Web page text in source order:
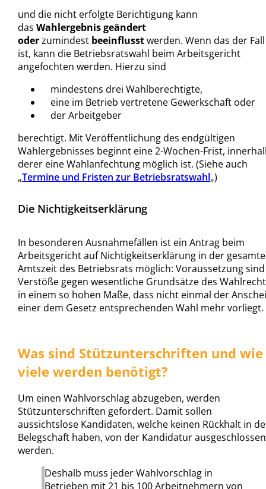
und die nicht erfolgte Berichtigung kann
das Wahlergebnis geändert
oderzumindestbeeinflusstwerden. Wenn das der Fall
ist, kann die Betriebsratswahl beim Arbeitsgericht
angefochten werden. Hierzu sind
mindestens drei Wahlberechtigte,
eine im Betrieb vertretene Gewerkschaft oder
der Arbeitgeber
berechtigt. Mit Veröffentlichung des endgültigen
Wahlergebnisses beginnt eine 2-Wochen-Frist,
derer eine Wahlanfechtung möglich ist. (Siehe auch
„Termine und Fristen zur Betriebsratswahl„)
Die Nichtigkeitserklärung
In besonderen Ausnahmefällen ist ein Antrag beim
Arbeitsgericht auf Nichtigkeitserklärung in der
Amtszeit des Betriebsrats möglich: Voraussetzung sind
Verstöße gegen wesentliche Grundsätze des
in einem so hohen Maße, dass nicht einmal der
einer dem Gesetz entsprechenden Wahl mehr
Was sind Stützunterschriften und wie
viele werden benötigt?
Um einen Wahlvorschlag abzugeben, werden
Stützunterschriften gefordert. Damit sollen
aussichtslose Kandidaten, welche keinen Rückhalt in
Belegschaft haben, von der Kandidatur ausgeschlossen
werden.
Deshalb muss jeder Wahlvorschlag in
Betrieben mit 21 bis 100 Arbeitnehmern von